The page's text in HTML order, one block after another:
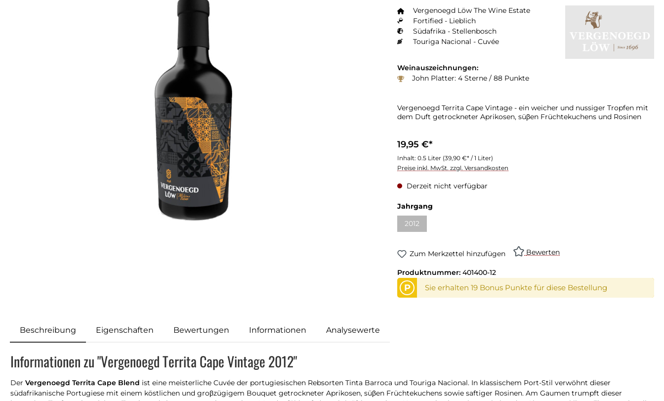
Vergenoegd Löw The Wine Estate
Fortified - Lieblich
Südafrika - Stellenbosch
Touriga Nacional - Cuvée
Weinauszeichnungen:
John Platter: 4 Sterne / 88 Punkte
Vergenoegd Territa Cape Vintage - ein weicher und nussiger Tropfen mit
dem Duft getrockneter Aprikosen, süβen Früchtekuchens und Rosinen
19,95 €*
Inhalt: 0.5 Liter (39,90 €* / 1 Liter)
Preise inkl. MwSt. zzgl. Versandkosten
Derzeit nicht verfügbar
Jahrgang
2012
Zum Merkzettel hinzufügen Bewerten
Produktnummer: 401400-12
P Sie erhalten 19 Bonus Punkte für diese Bestellung
Beschreibung Eigenschaften Bewertungen Informationen Analysewerte
Informationen zu "Vergenoegd Territa Cape Vintage 2012"
Der Vergenoegd Territa Cape Blend ist eine meisterliche Cuvée der portugiesischen Rebsorten Tinta Barroca und Touriga Nacional. In klassischem Port-Stil verwöhnt dieser
südafrikanische Portugiese mit einem köstlichen und groβzügigem Bouquet getrockneter Aprikosen, süβen Früchtekuchens sowie saftiger Rosinen. Am Gaumen trumpft dieser